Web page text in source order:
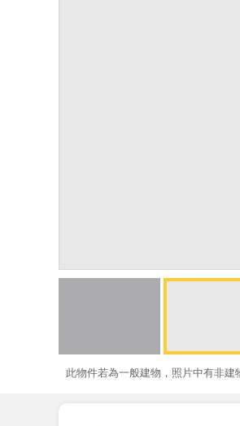
此物件若為一般建物，照片中有非